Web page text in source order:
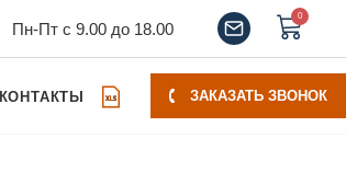
Пн-Пт с 9.00 до 18.00
0
КОНТАКТЫ ЗАКАЗАТЬ ЗВОНОК